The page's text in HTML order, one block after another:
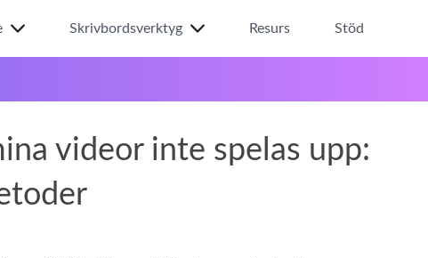
Skrivbordsverktyg Resurs Stöd
videor inte spelas upp: